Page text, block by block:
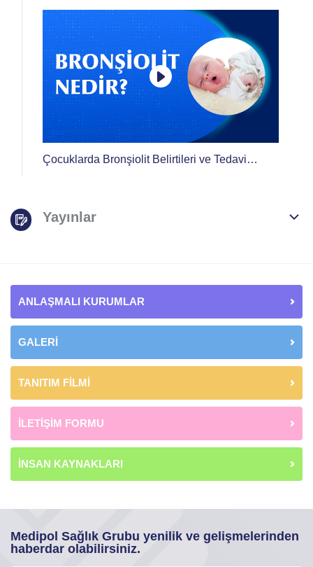
Bulaşır? Kaç Gün Bulaşıcıdır?
Çocuklarda Bronşiolit Belirtileri ve Tedavi
Yayınlar
ANLAŞMALI KURUMLAR
GALERİ
TANITIM FİLMİ
İLETİŞİM FORMU
İNSAN KAYNAKLARI
Medipol Sağlık Grubu yenilik ve gelişmelerinden
haberdar olabilirsiniz.